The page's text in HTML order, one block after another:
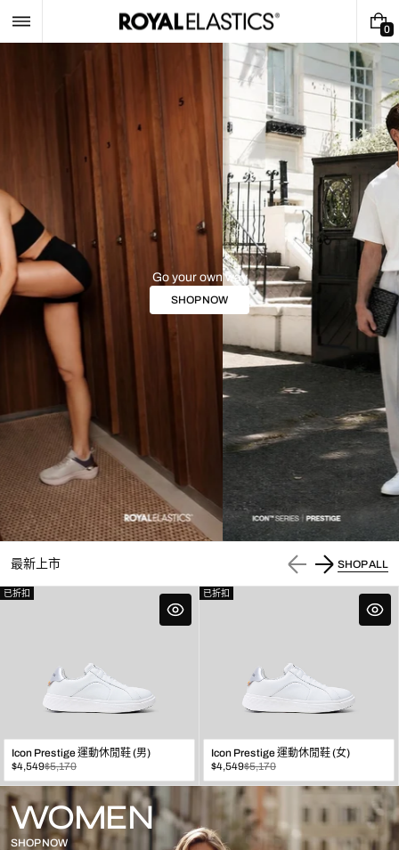
0
0
品
Go your own way
SHOP NOW
最新上市 SHOP ALL
已折扣
Icon Prestige 運動休閒鞋 (男)
已
折
扣
$4,549
原
價
$5,170
已折扣
Icon Prestige 運動休閒鞋 (女)
已
折
扣
$4,549
原
價
$5,170
WOMEN
SHOP NOW